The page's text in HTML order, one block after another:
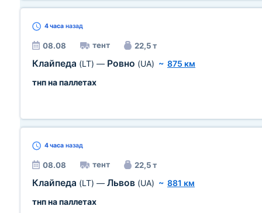
4 часа назад
08.08 тент 22,5 т
Клайпеда (LT) — Ровно (UA) ~ 875 км
тнп на паллетах
4 часа назад
08.08 тент 22,5 т
Клайпеда (LT) — Львов (UA) ~ 881 км
тнп на паллетах